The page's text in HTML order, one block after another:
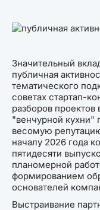
Значительный
публичная
тематического
советах стартап-
разборов проектов
"венчурной кухни"
весомую
началу 2026 года
пятидесяти
планомерной
формированием
основателей
Выстраивание